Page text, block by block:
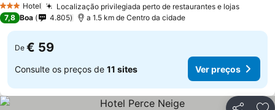
3 EstrelasHotel Localização privilegiada perto de restaurantes e lojasVer
7,8 Boa 4.805 a 1.5 km de Centro da cidade
De € 59
Consulte os preços de 11 sites Ver preços